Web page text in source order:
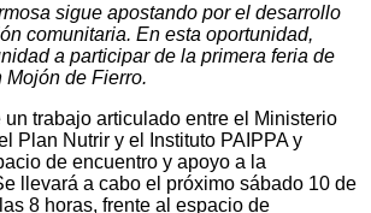
sigue apostando por el desarrollo
comunitaria. En esta oportunidad,
a participar de la primera feria de
Mojón de Fierro.
un trabajo articulado entre el Ministerio
Plan Nutrir y el Instituto PAIPPA y
de encuentro y apoyo a la
llevará a cabo el próximo sábado 10 de
8 horas, frente al espacio de